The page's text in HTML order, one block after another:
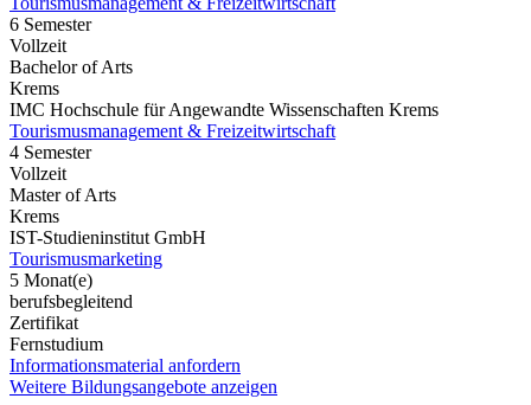
6 Semester
Vollzeit
Bachelor of Arts
Krems
IMC Hochschule für Angewandte Wissenschaften Krems
Tourismusmanagement & Freizeitwirtschaft
4 Semester
Vollzeit
Master of Arts
Krems
IST-Studieninstitut GmbH
Tourismusmarketing
5 Monat(e)
berufsbegleitend
Zertifikat
Fernstudium
Informationsmaterial anfordern
Weitere Bildungsangebote anzeigen